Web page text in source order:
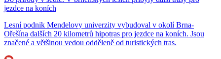
jezdce na koních
Lesní podnik Mendelovy univerzity vybudoval v okolí Brna-
Ořešína dalších 20 kilometrů hipotras pro jezdce na koních. Jsou
značené a většinou vedou odděleně od turistických tras.